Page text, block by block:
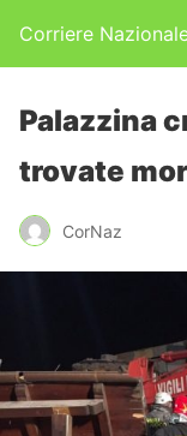
Corriere
Palazzina
trovate
CorNaz